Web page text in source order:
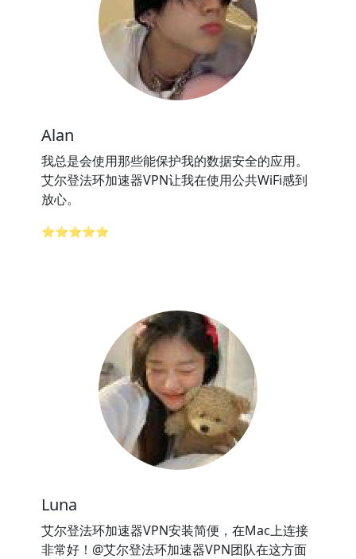
Alan
我总是会使用那些能保护我的数据安全的应用。
艾尔登法环加速器VPN让我在使用公共WiFi感到
放心。
⭐⭐⭐⭐⭐
Luna
艾尔登法环加速器VPN安装简便，在Mac上连接
非常好！@艾尔登法环加速器VPN团队在这方面